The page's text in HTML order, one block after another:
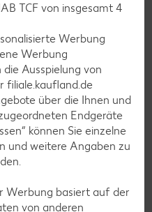
enge
TCF von insgesamt 4
Werbung
Werbung
Ausspielung von
filiale.kaufland.de
über die Ihnen und
Endgeräte
können Sie einzelne
und weitere Angaben zu
Werbung basiert auf der
von anderen